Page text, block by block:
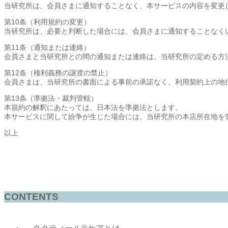
当研究所は、会員さまに通知することなく、本サービスの内容を変
第10条（利用規約の変更）
当研究所は、必要と判断した場合には、会員さまに通知することな
第11条（通知または連絡）
会員さまと当研究所との間の通知または連絡は、当研究所の定める
第12条（権利義務の譲渡の禁止）
会員さまは、当研究所の書面による事前の承諾なく、利用契約上の
第13条（準拠法・裁判管轄）
本規約の解釈にあたっては、日本法を準拠法とします。
本サービスに関して紛争が生じた場合には、当研究所の本店所在地
以上
CONTENTS